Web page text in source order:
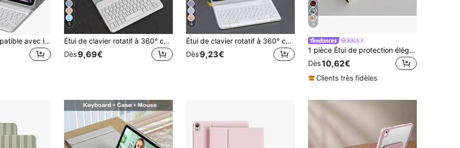
Couleur unie compatible avec iPad (A16) 11e/10e/7e/8e/9e génération, Air 4e/5e génération (M2 2024/M3 2025), Pro 11" (2018/2020/2021/2022), étui clavier PU avec clavier sans fil amovible, capacité de batterie de 150 mAh, support de stylet intégré, cadeau de printemps couleur grise
5
Étui de clavier rotatif à 360° compatible avec iPad (A16) 11e/10e génération, 7e/8e/9e génération, iPad Air 4e/5e génération/(M2) 2024/(M3) 2025, iPad Pro 11 (2018/2020/2021/2022), en matériau PU, avec clavier sans fil amovible intégré, batterie 150 mAh, support pour Apple Pencil, gris
Dès9,69€
4
Étui de clavier rotatif à 360° compatible avec iPad A16 (11e/10e génération), 9e/8e/7e génération (10,2"), Air (10,9"/11"), en TPU avec étui à rabat PU, clavier Bluetooth sans fil (batterie 150 mAh) et support inclus, gris argent
Dès9,23€
4
KKA
1 pièce Étui de protection élégant et de luxe avec motif floral vintage et fente pour crayon, compatible avec iPad 10.9/10.2/Air 5e génération/Pro 11/10e génération/9.7/Air 2/iPad (7e génération)/iPad (8e génération)/iPad Air 4/5/iPad Pro 11/iPad 10e génération 10.9" (2022)/iPad Air 13" (M3 2025)/iPad Air 11" (M3 2025)/iPad 11" (A16 2025), Galaxy Tab S10+/S9/A9, avec fonction de veille/réveil automatique
Dès10,62€
Clients très fidèles